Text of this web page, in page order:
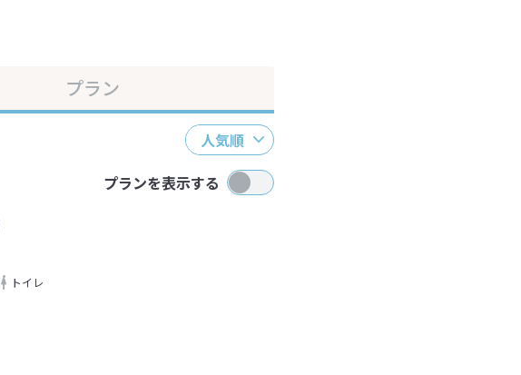
プラン
人気順
プランを表示する
トイレ